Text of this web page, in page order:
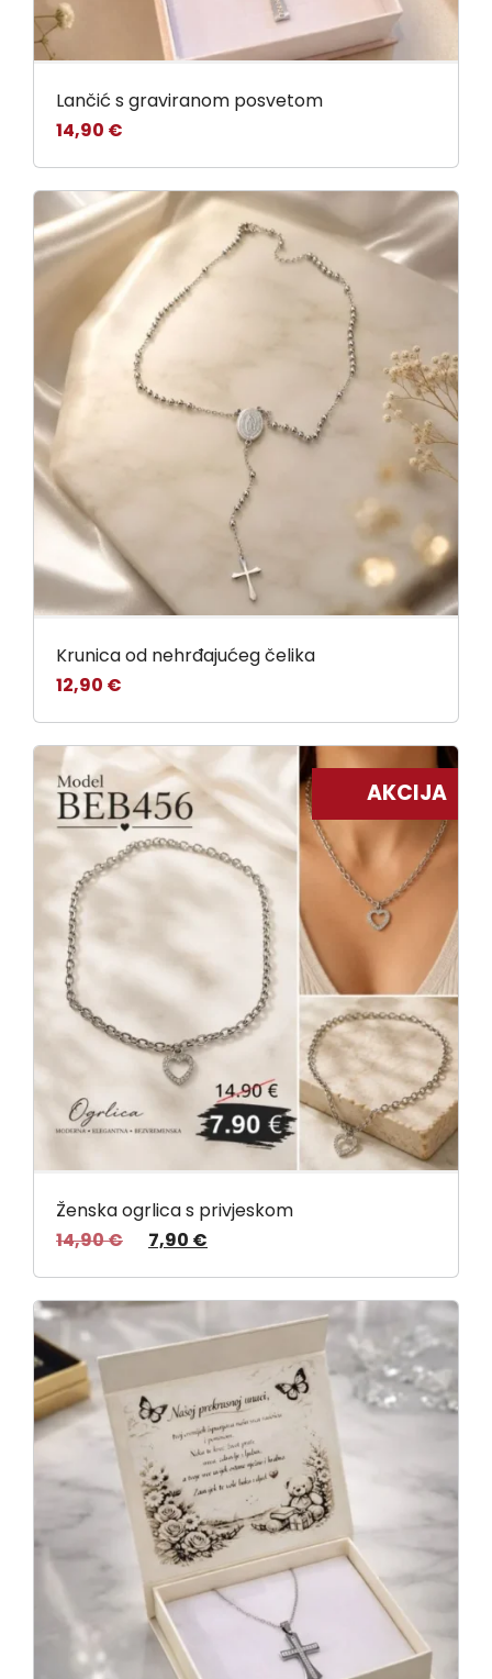
Privjesci - križevi
Privjesci za narukvice
Lančić s graviranom posvetom
14,90 €
Krunica od nehrđajućeg čelika
12,90 €
AKCIJA
Ženska ogrlica s privjeskom
14,90€ 7,90 €